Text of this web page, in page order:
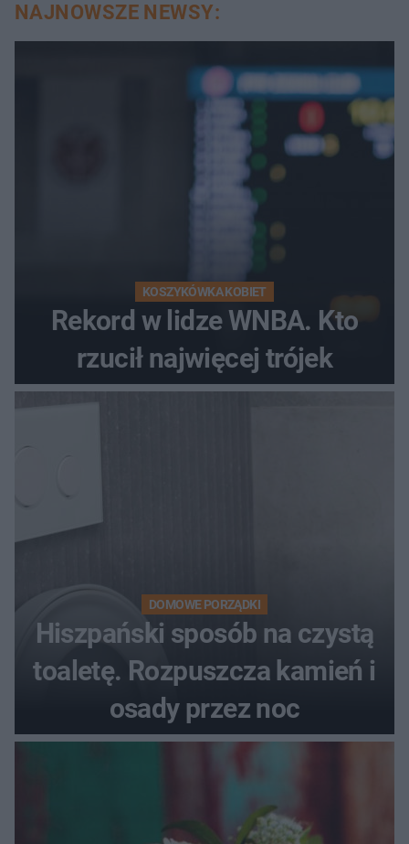
NAJNOWSZE NEWSY:
KOSZYKÓWKA KOBIET
Rekord w lidze WNBA. Kto
rzucił najwięcej trójek
DOMOWE PORZĄDKI
Hiszpański sposób na czystą
toaletę. Rozpuszcza kamień i
osady przez noc